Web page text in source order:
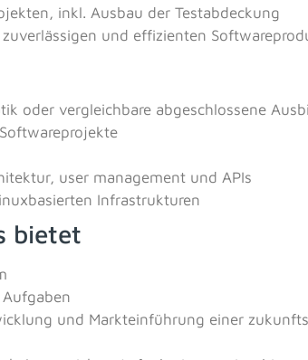
inkl. Ausbau der Testabdeckung
und effizienten
oder vergleichbare abgeschlossene
user management und APIs
Infrastrukturen
bietet
und Markteinführung einer